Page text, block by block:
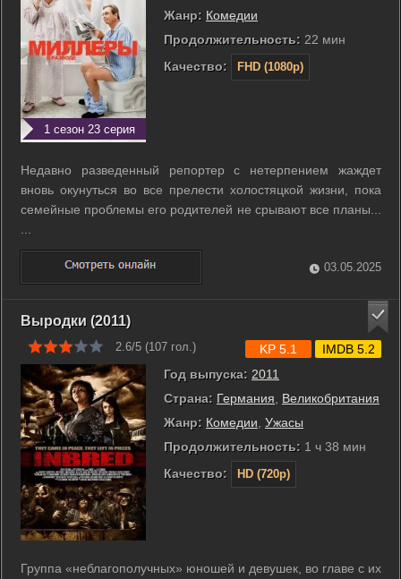
1 сезон 23 серия
Жанр: Комедии
Продолжительность: 22 мин
Качество:
FHD (1080p)
Недавно разведенный репортер с нетерпением жаждет
вновь окунуться во все прелести холостяцкой жизни, пока
семейные проблемы его родителей не срывают все планы...
03.05.2025
Выродки (2011)
2.6/5 (107 гол.)
Год выпуска: 2011
Страна: Германия
Великобритания
Жанр: Комедии Ужасы
Продолжительность: 1 ч 38 мин
Качество:
HD (720p)
KP 5.1 IMDB 5.2
Группа «неблагополучных» юношей и девушек, во главе с их